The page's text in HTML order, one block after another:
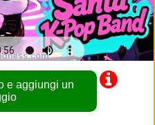
e aggiungi un